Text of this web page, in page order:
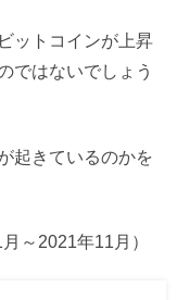
ットコインが上昇
ではないでしょう
起きているのかを
～2021年11月）